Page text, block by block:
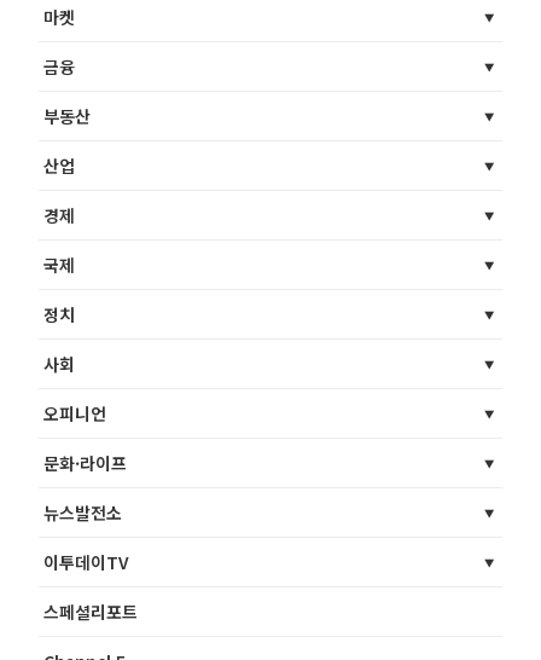
마켓
금융
부동산
산업
경제
국제
정치
사회
오피니언
문화·라이프
뉴스발전소
이투데이TV
스페셜리포트